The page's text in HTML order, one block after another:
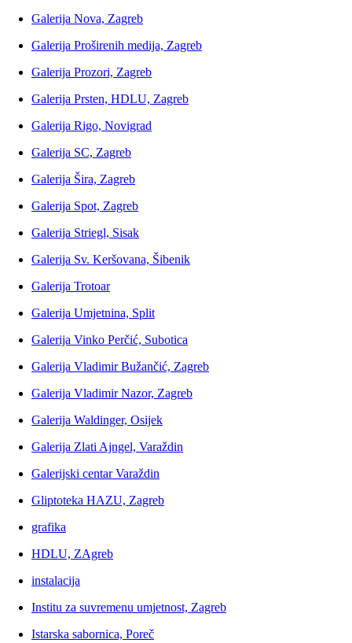
Galerija Nova, Zagreb
Galerija Proširenih medija, Zagreb
Galerija Prozori, Zagreb
Galerija Prsten, HDLU, Zagreb
Galerija Rigo, Novigrad
Galerija SC, Zagreb
Galerija Šira, Zagreb
Galerija Spot, Zagreb
Galerija Striegl, Sisak
Galerija Sv. Keršovana, Šibenik
Galerija Trotoar
Galerija Umjetnina, Split
Galerija Vinko Perčić, Subotica
Galerija Vladimir Bužančić, Zagreb
Galerija Vladimir Nazor, Zagreb
Galerija Waldinger, Osijek
Galerija Zlati Ajngel, Varaždin
Galerijski centar Varaždin
Gliptoteka HAZU, Zagreb
grafika
HDLU, ZAgreb
instalacija
Institu za suvremenu umjetnost, Zagreb
Istarska sabornica, Poreč